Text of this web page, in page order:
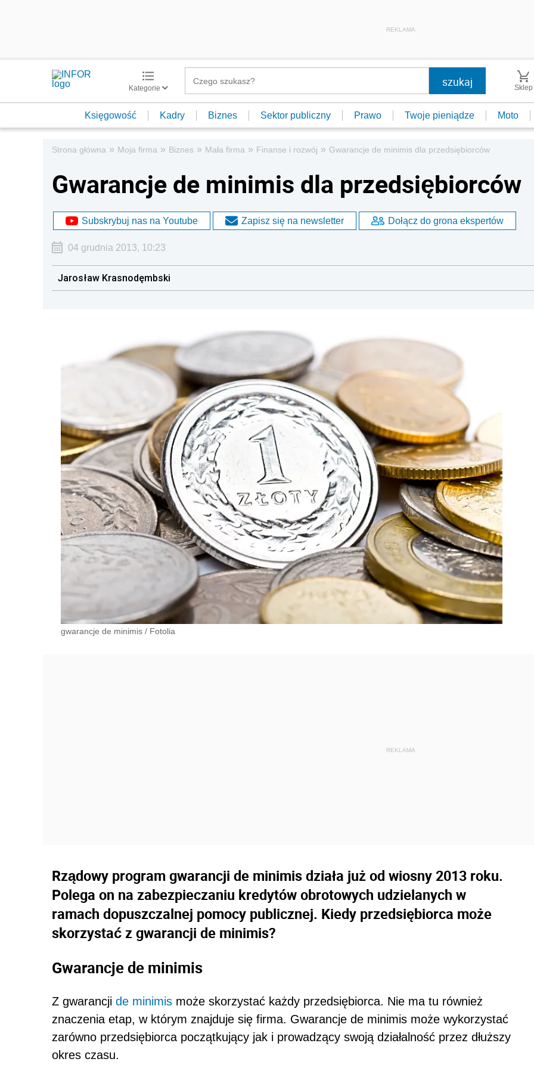
REKLAMA
Kategorie Sklep
Księgowość Kadry Biznes Sektor publiczny Prawo Twoje pieniądze Moto
Strona główna » Moja firma » Biznes » Mała firma » Finanse i rozwój » Gwarancje de minimis dla przedsiębiorców
Gwarancje de minimis dla przedsiębiorców
Subskrybuj nas na Youtube Zapisz się na newsletter Dołącz do grona ekspertów
04 grudnia 2013, 10:23
Jarosław Krasnodęmbski
gwarancje de minimis / Fotolia
Rządowy program gwarancji de minimis działa już od wiosny 2013 roku.
Polega on na zabezpieczaniu kredytów obrotowych udzielanych w
ramach dopuszczalnej pomocy publicznej. Kiedy przedsiębiorca może
skorzystać z gwarancji de minimis?
Gwarancje de minimis
Z gwarancji de minimis może skorzystać każdy przedsiębiorca. Nie ma tu również
znaczenia etap, w którym znajduje się firma. Gwarancje de minimis może wykorzystać
zarówno przedsiębiorca początkujący jak i prowadzący swoją działalność przez dłuższy
okres czasu.